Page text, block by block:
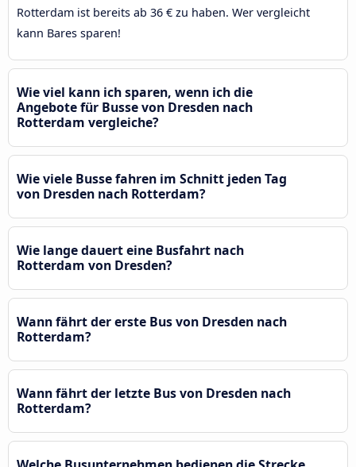
Rotterdam ist bereits ab 36 € zu haben. Wer vergleicht
kann Bares sparen!
Wie viel kann ich sparen, wenn ich die
Angebote für Busse von Dresden nach
Rotterdam vergleiche?
Wie viele Busse fahren im Schnitt jeden Tag
von Dresden nach Rotterdam?
Wie lange dauert eine Busfahrt nach
Rotterdam von Dresden?
Wann fährt der erste Bus von Dresden nach
Rotterdam?
Wann fährt der letzte Bus von Dresden nach
Rotterdam?